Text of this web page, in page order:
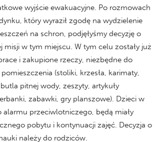
wyjście ewakuacyjne. Po rozmowach
który wyraził zgodę na wydzielenie
na schron, podjęłyśmy decyzję o
misji w tym miejscu. W tym celu zostały już
i zakupione rzeczy, niezbędne do
(stoliki, krzesła, karimaty,
pitnej wody, zeszyty, artykuły
zabawki, gry planszowe). Dzieci w
alarmu przeciwlotniczego, będą miały
pobytu i kontynuacji zajęć. Decyzja o
należy do rodziców.